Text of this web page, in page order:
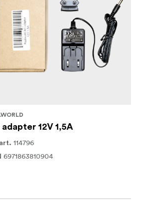
adapter 12V 1,5A
114796
6971863810904